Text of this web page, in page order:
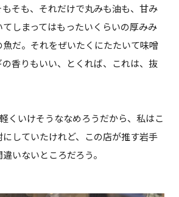
そも、それだけで丸みも油も、甘み
しまってはもったいくらいの厚みみ
だ。それをぜいたくにたたいて味噌
香りもいい、とくれば、これは、抜
くいけそうななめろうだから、私はこ
していたけれど、この店が推す岩手
いないところだろう。